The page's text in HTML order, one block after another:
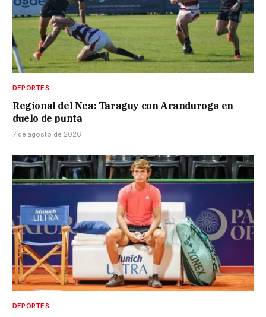
DEPORTES
Regional del Nea: Taraguy con Aranduroga en
duelo de punta
7 de agosto de 2026
DEPORTES